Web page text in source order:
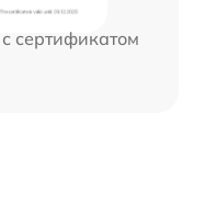
сертификатом